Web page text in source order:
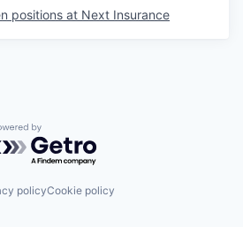
positions at Next Insurance
by Getro.com
policyCookie policy